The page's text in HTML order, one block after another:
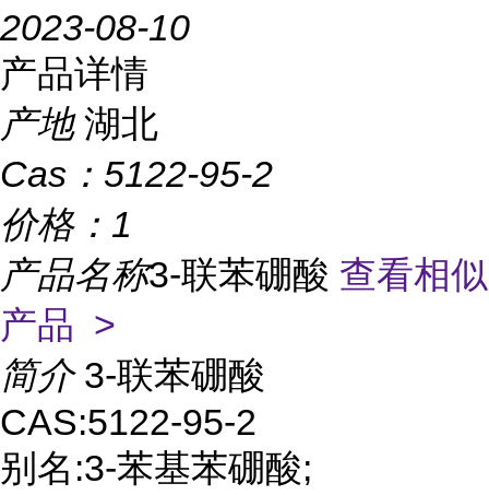
2023-08-10
产品详情
产地 湖北
Cas： 5122-95-2
价格： 1
产品名称3-联苯硼酸 查看相似
产品 >
简介 3-联苯硼酸
CAS:5122-95-2
别名:3-苯基苯硼酸;